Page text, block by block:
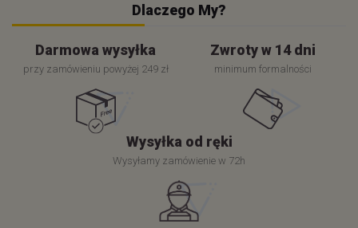
Dlaczego My?
Darmowa wysyłka
przy zamówieniu powyżej 249 zł
Zwroty w 14 dni
minimum formalności
Wysyłka od ręki
Wysyłamy zamówienie w 72h